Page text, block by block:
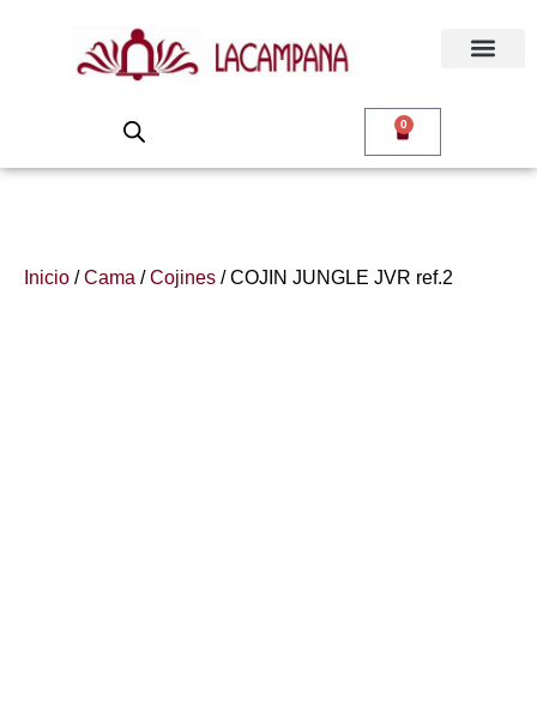
0
Inicio /Cama /Cojines / COJIN JUNGLE JVR ref.2